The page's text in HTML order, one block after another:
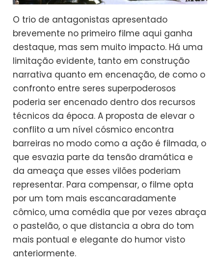
O trio de antagonistas apresentado
brevemente no primeiro filme aqui ganha
destaque, mas sem muito impacto. Há uma
limitação evidente, tanto em construção
narrativa quanto em encenação, de como o
confronto entre seres superpoderosos
poderia ser encenado dentro dos recursos
técnicos da época. A proposta de elevar o
conflito a um nível cósmico encontra
barreiras no modo como a ação é filmada, o
que esvazia parte da tensão dramática e
da ameaça que esses vilões poderiam
representar. Para compensar, o filme opta
por um tom mais escancaradamente
cômico, uma comédia que por vezes abraça
o pastelão, o que distancia a obra do tom
mais pontual e elegante do humor visto
anteriormente.